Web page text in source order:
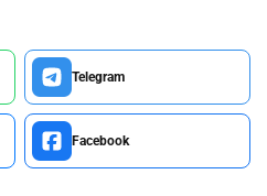
Telegram
Facebook